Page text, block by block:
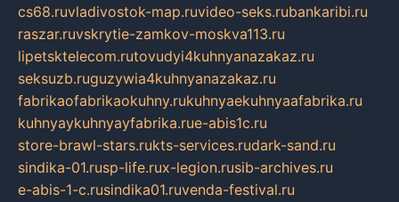
cs68.ruvladivostok-map.ruvideo-seks.rubankaribi.ru
raszar.ruvskrytie-zamkov-moskva113.ru
lipetsktelecom.rutovudyi4kuhnyanazakaz.ru
seksuzb.ruguzywia4kuhnyanazakaz.ru
fabrikaofabrikaokuhny.rukuhnyaekuhnyaafabrika.ru
kuhnyaykuhnyayfabrika.rue-abis1c.ru
store-brawl-stars.rukts-services.rudark-sand.ru
sindika-01.rusp-life.rux-legion.rusib-archives.ru
e-abis-1-c.rusindika01.ruvenda-festival.ru